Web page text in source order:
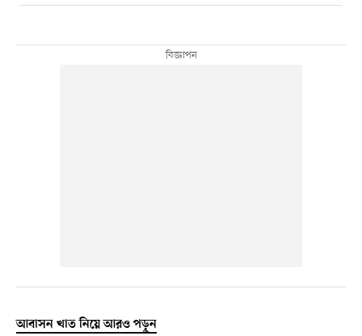
আবাসন খাত নিয়ে আরও পড়ুন